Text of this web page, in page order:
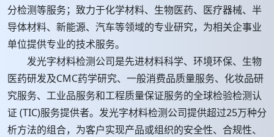
分检测等服务；致力于化学材料、生物医药、医疗器械、半
导体材料、新能源、汽车等领域的专业研究，为相关企事业
单位提供专业的技术服务。
发光字材料检测公司是先进材料科学、环境环保、生物
医药研发及CMC药学研究、一般消费品质量服务、化妆品研
究服务、工业品服务和工程质量保证服务的全球检验检测认
证 (TIC)服务提供者。发光字材料检测公司提供超过25万种分
析方法的组合，为客户实现产品或组织的安全性、合规性、